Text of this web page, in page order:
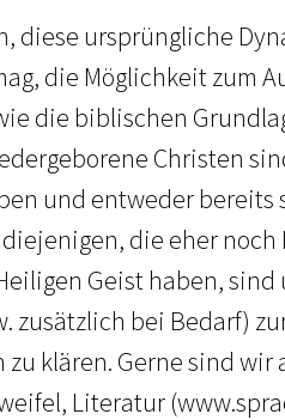
diese ursprüngliche
die Möglichkeit zum
die biblischen
Christen
und entweder bereits
die eher
Geist haben,
zusätzlich bei Bedarf)
klären. Gerne sind
Literatur